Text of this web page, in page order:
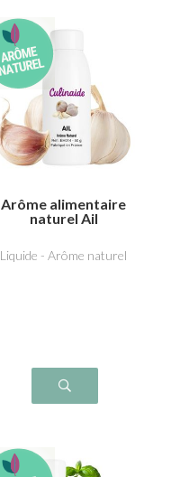
Arôme alimentaire
naturel Ail
Liquide - Arôme naturel